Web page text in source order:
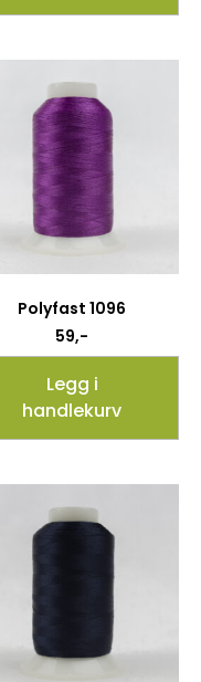
Polyfast 1096
59,-
Legg i
handlekurv